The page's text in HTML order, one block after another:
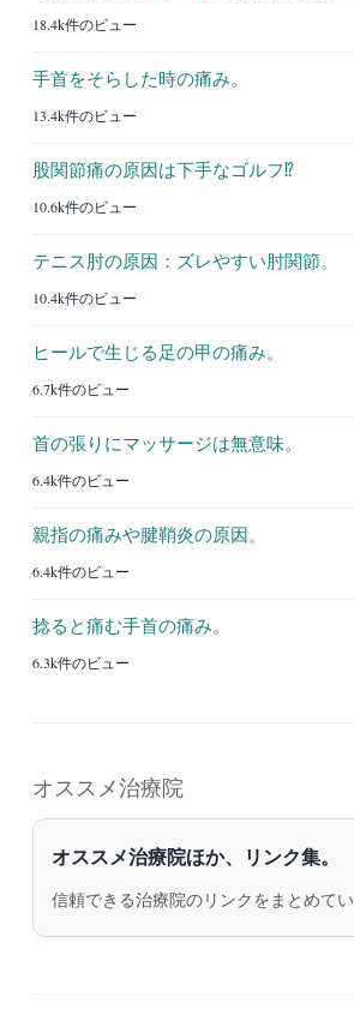
18.4k件のビュー
手首をそらした時の痛み。
13.4k件のビュー
股関節痛の原因は下手なゴルフ⁉︎
10.6k件のビュー
テニス肘の原因：ズレやすい肘関節。
10.4k件のビュー
ヒールで生じる足の甲の痛み。
6.7k件のビュー
首の張りにマッサージは無意味。
6.4k件のビュー
親指の痛みや腱鞘炎の原因。
6.4k件のビュー
捻ると痛む手首の痛み。
6.3k件のビュー
オススメ治療院
オススメ治療院ほか、リンク集。
信頼できる治療院のリンクをまとめてい